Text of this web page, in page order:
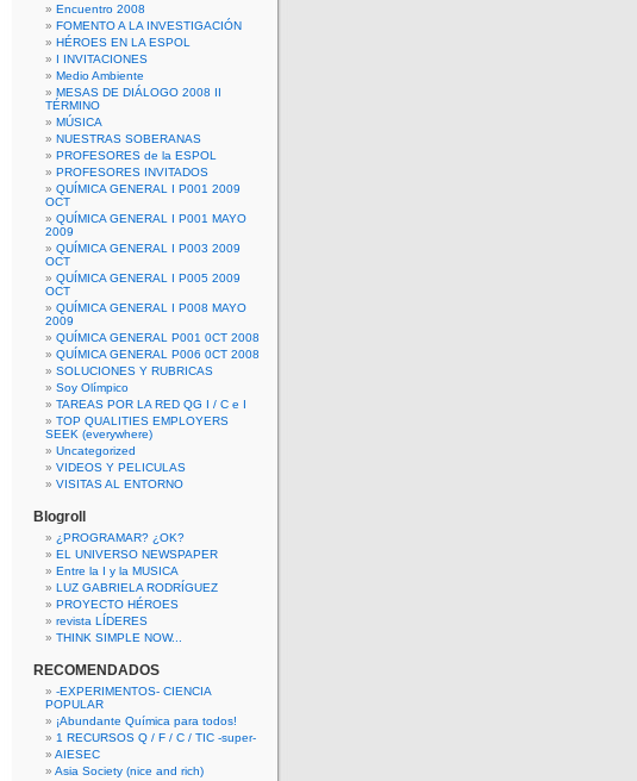
Encuentro 2008
FOMENTO A LA INVESTIGACIÓN
HÉROES EN LA ESPOL
I INVITACIONES
Medio Ambiente
MESAS DE DIÁLOGO 2008 II
TÉRMINO
MÚSICA
NUESTRAS SOBERANAS
PROFESORES de la ESPOL
PROFESORES INVITADOS
QUÍMICA GENERAL I P001 2009
OCT
QUÍMICA GENERAL I P001 MAYO
2009
QUÍMICA GENERAL I P003 2009
OCT
QUÍMICA GENERAL I P005 2009
OCT
QUÍMICA GENERAL I P008 MAYO
2009
QUÍMICA GENERAL P001 0CT 2008
QUÍMICA GENERAL P006 0CT 2008
SOLUCIONES Y RUBRICAS
Soy Olímpico
TAREAS POR LA RED QG I / C e I
TOP QUALITIES EMPLOYERS
SEEK (everywhere)
Uncategorized
VIDEOS Y PELICULAS
VISITAS AL ENTORNO
Blogroll
¿PROGRAMAR? ¿OK?
EL UNIVERSO NEWSPAPER
Entre la I y la MUSICA
LUZ GABRIELA RODRÍGUEZ
PROYECTO HÉROES
revista LÍDERES
THINK SIMPLE NOW...
RECOMENDADOS
-EXPERIMENTOS- CIENCIA
POPULAR
¡Abundante Química para todos!
1 RECURSOS Q / F / C / TIC -super-
AIESEC
Asia Society (nice and rich)